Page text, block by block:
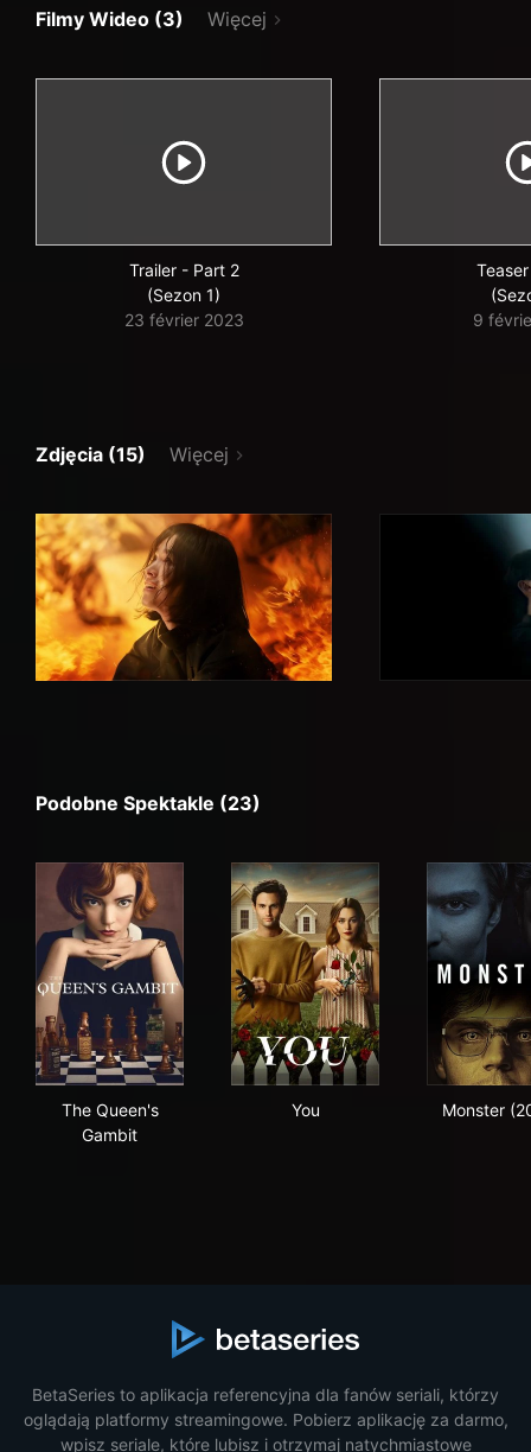
Filmy Wideo (3) Więcej
Trailer - Part 2
(Sezon 1)
23 février 2023
9
Zdjęcia (15) Więcej
Podobne Spektakle (23)
The Queen's
Gambit
You Monster
BetaSeries to aplikacja referencyjna dla fanów seriali, którzy
oglądają platformy streamingowe. Pobierz aplikację za darmo,
wpisz seriale, które lubisz i otrzymaj natychmiastowe